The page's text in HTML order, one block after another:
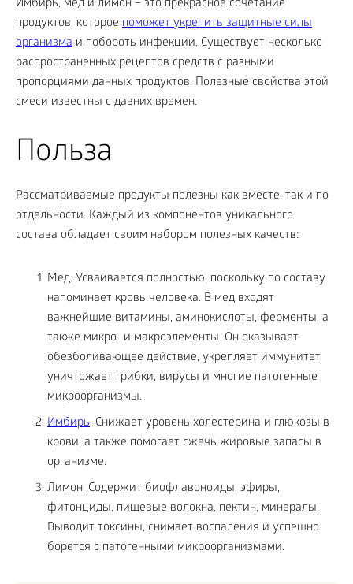
Имбирь, мед и лимон – это прекрасное сочетание
продуктов, которое поможет укрепить защитные силы
организма и побороть инфекции. Существует несколько
распространенных рецептов средств с разными
пропорциями данных продуктов. Полезные свойства этой
смеси известны с давних времен.
Польза
Рассматриваемые продукты полезны как вместе, так и по
отдельности. Каждый из компонентов уникального
состава обладает своим набором полезных качеств:
Мед. Усваивается полностью, поскольку по составу
напоминает кровь человека. В мед входят
важнейшие витамины, аминокислоты, ферменты, а
также микро- и макроэлементы. Он оказывает
обезболивающее действие, укрепляет иммунитет,
уничтожает грибки, вирусы и многие патогенные
микроорганизмы.
Имбирь. Снижает уровень холестерина и глюкозы в
крови, а также помогает сжечь жировые запасы в
организме.
Лимон. Содержит биофлавоноиды, эфиры,
фитонциды, пищевые волокна, пектин, минералы.
Выводит токсины, снимает воспаления и успешно
борется с патогенными микроорганизмами.